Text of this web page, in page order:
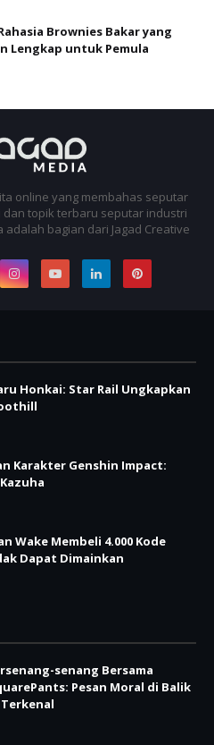
Brownies Bakar yang
Lengkap untuk Pemula
online yang membahas seputar
dan topik terbaru seputar industri
bagian dari Jagad Creative
Honkai: Star Rail Ungkapkan
Karakter Genshin Impact:
Wake Membeli 4.000 Kode
Dapat Dimainkan
senang Bersama
Pesan Moral di Balik